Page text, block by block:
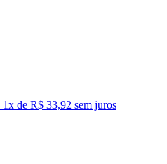
1x de R$ 33,92 sem juros